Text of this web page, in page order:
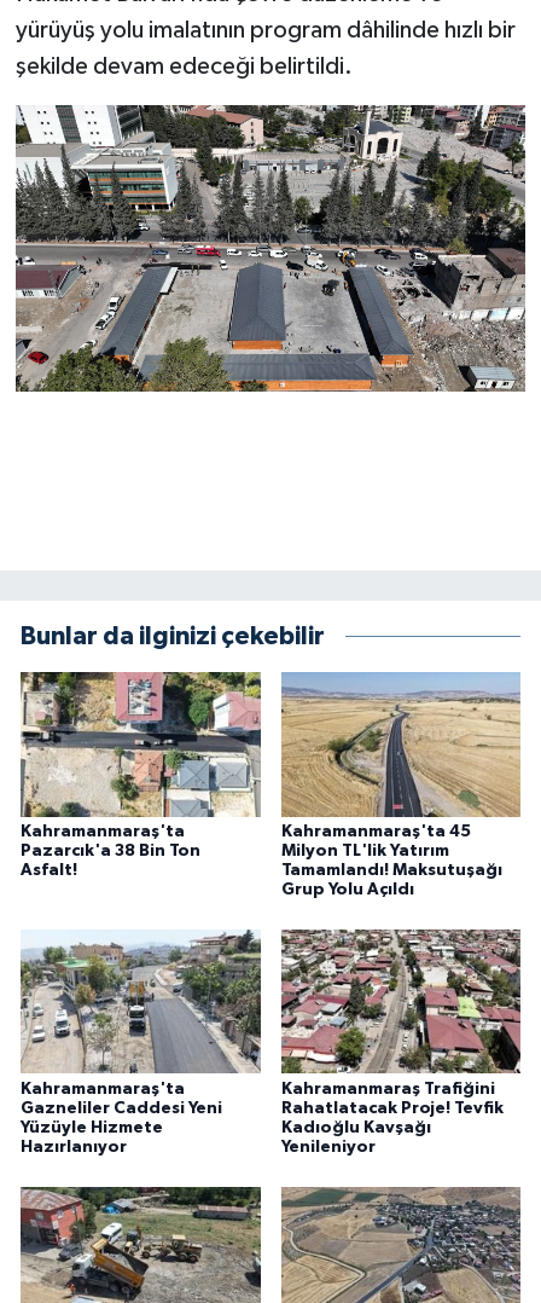
yürüyüş yolu imalatının program dâhilinde hızlı bir
şekilde devam edeceği belirtildi.
Bunlar da ilginizi çekebilir
Kahramanmaraş'ta
Pazarcık'a 38 Bin Ton
Asfalt!
Kahramanmaraş'ta 45
Milyon TL'lik Yatırım
Tamamlandı! Maksutuşağı
Grup Yolu Açıldı
Kahramanmaraş'ta
Gazneliler Caddesi Yeni
Yüzüyle Hizmete
Hazırlanıyor
Kahramanmaraş Trafiğini
Rahatlatacak Proje! Tevfik
Kadıoğlu Kavşağı
Yenileniyor
BİLİM TEKNOLOJİ
SEÇİM 2015
ÇEVRE
BİLİM VE TEKNOLOJİ
YARIŞMALAR
TANITIM